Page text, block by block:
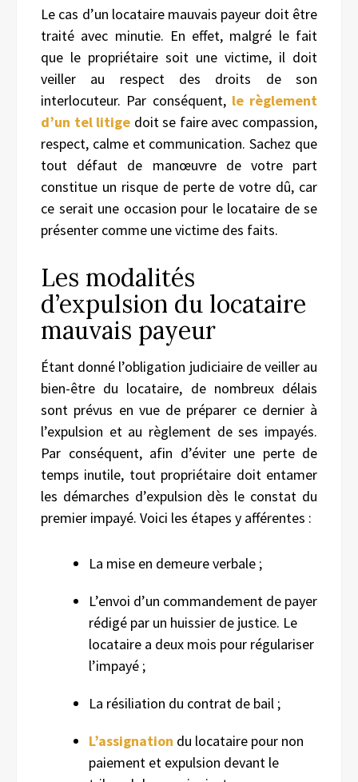
Le cas d’un locataire mauvais payeur doit être
traité avec minutie. En effet, malgré le fait
que le propriétaire soit une victime, il doit
veiller au respect des droits de son
interlocuteur. Par conséquent, le règlement
d’un tel litige doit se faire avec compassion,
respect, calme et communication. Sachez que
tout défaut de manœuvre de votre part
constitue un risque de perte de votre dû, car
ce serait une occasion pour le locataire de se
présenter comme une victime des faits.
Les modalités
d’expulsion du locataire
mauvais payeur
Étant donné l’obligation judiciaire de veiller au
bien-être du locataire, de nombreux délais
sont prévus en vue de préparer ce dernier à
l’expulsion et au règlement de ses impayés.
Par conséquent, afin d’éviter une perte de
temps inutile, tout propriétaire doit entamer
les démarches d’expulsion dès le constat du
premier impayé. Voici les étapes y afférentes :
La mise en demeure verbale ;
L’envoi d’un commandement de payer
rédigé par un huissier de justice. Le
locataire a deux mois pour régulariser
l’impayé ;
La résiliation du contrat de bail ;
L’assignation du locataire pour non
paiement et expulsion devant le